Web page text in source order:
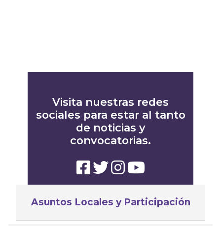
Asuntos Locales y Participación
Visita nuestras redes
sociales para estar al tanto
de noticias y
convocatorias.